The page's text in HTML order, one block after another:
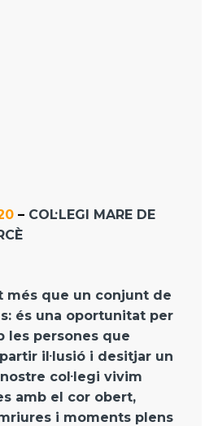
– COL·LEGI MARE DE
més que un conjunt de
és una oportunitat per
les persones que
il·lusió i desitjar un
col·legi vivim
amb el cor obert,
i moments plens